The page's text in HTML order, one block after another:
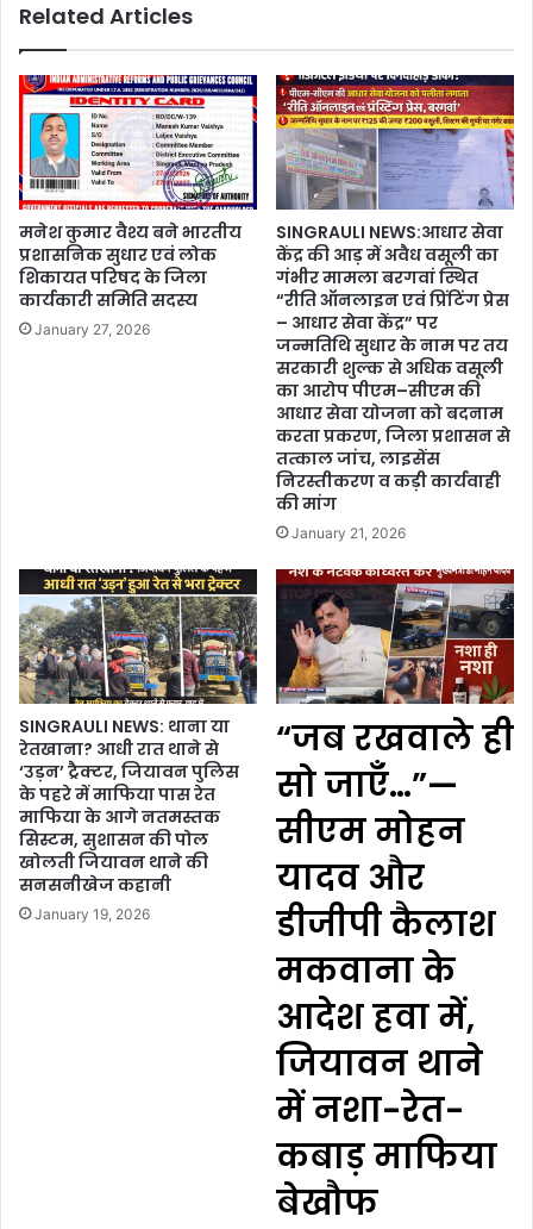
Related Articles
मनेश कुमार वैश्य बने भारतीय
प्रशासनिक सुधार एवं लोक
शिकायत परिषद के जिला
कार्यकारी समिति सदस्य
January 27, 2026
SINGRAULI NEWS:आधार सेवा
केंद्र की आड़ में अवैध वसूली का
गंभीर मामला बरगवां स्थित
“रीति ऑनलाइन एवं प्रिंटिंग प्रेस
– आधार सेवा केंद्र” पर
जन्मतिथि सुधार के नाम पर तय
सरकारी शुल्क से अधिक वसूली
का आरोप पीएम–सीएम की
आधार सेवा योजना को बदनाम
करता प्रकरण, जिला प्रशासन से
तत्काल जांच, लाइसेंस
निरस्तीकरण व कड़ी कार्यवाही
की मांग
January 21, 2026
SINGRAULI NEWS: थाना या
रेतखाना? आधी रात थाने से
‘उड़न’ ट्रैक्टर, जियावन पुलिस
के पहरे में माफिया पास रेत
माफिया के आगे नतमस्तक
सिस्टम, सुशासन की पोल
खोलती जियावन थाने की
सनसनीखेज कहानी
January 19, 2026
“जब रखवाले ही
सो जाएँ…”—
सीएम मोहन
यादव और
डीजीपी कैलाश
मकवाना के
आदेश हवा में,
जियावन थाने
में नशा-रेत-
कबाड़ माफिया
बेखौफ